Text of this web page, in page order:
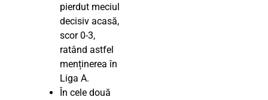
pierdut meciul
decisiv acasă,
scor 0-3,
ratând astfel
menținerea în
Liga A.
În cele două